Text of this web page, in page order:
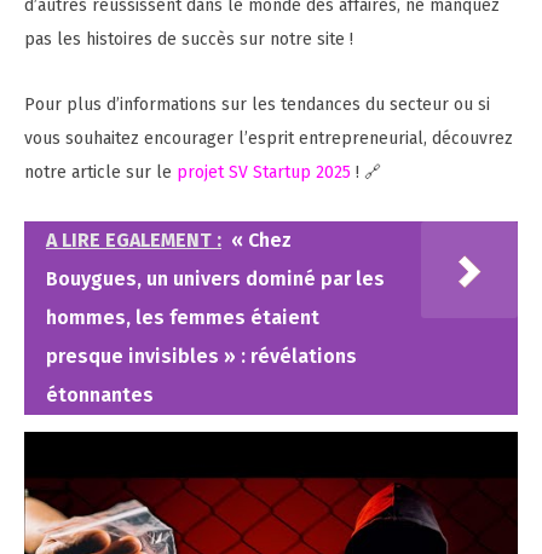
d’autres réussissent dans le monde des affaires, ne manquez
pas les histoires de succès sur notre site !
Pour plus d’informations sur les tendances du secteur ou si
vous souhaitez encourager l’esprit entrepreneurial, découvrez
notre article sur le projet SV Startup 2025 ! 🔗
A LIRE EGALEMENT : « Chez
Bouygues, un univers dominé par les
hommes, les femmes étaient
presque invisibles » : révélations
étonnantes